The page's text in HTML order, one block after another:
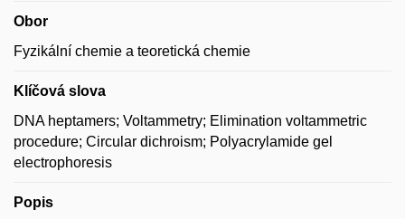
Obor
Fyzikální chemie a teoretická chemie
Klíčová slova
DNA heptamers; Voltammetry; Elimination voltammetric
procedure; Circular dichroism; Polyacrylamide gel
electrophoresis
Popis